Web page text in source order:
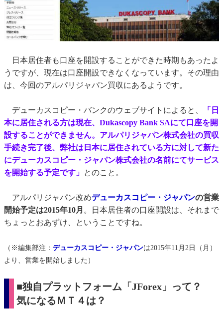
日本居住者も口座を開設することができた時期もあったよ
うですが、現在は口座開設できなくなっています。その理由
は、今回のアルパリジャパン買収にあるようです。
デューカスコピー・バンクのウェブサイトによると、
「日
本に居住される方は現在、Dukascopy Bank SAにて口座を開
設することができません。アルパリジャパン株式会社の買収
手続き完了後、弊社は日本に居住されている方に対して新た
にデューカスコピー・ジャパン株式会社の名前にてサービス
を開始する予定です」 とのこと。
アルパリジャパン改めデューカスコピー・ジャパンの営業
開始予定は2015年10月 。日本居住者の口座開設は、それまで
ちょっとおあずけ、ということですね。
（※編集部注： デューカスコピー・ジャパンは2015年11月2日（月）
より、営業を開始しました）
■独自プラットフォーム「JForex」って？
気になるＭＴ４は？